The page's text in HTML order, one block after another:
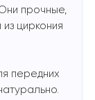
прочные,
циркония
передних